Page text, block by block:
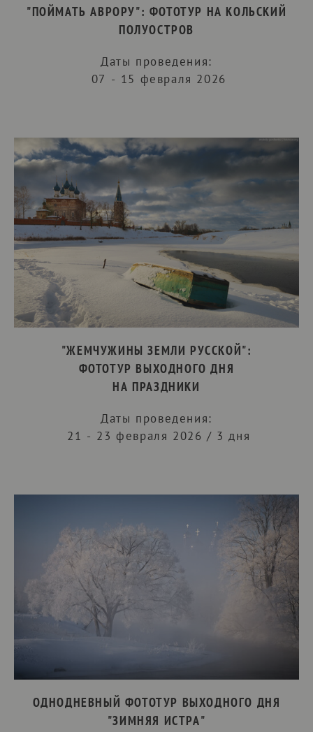
"ПОЙМАТЬ АВРОРУ": ФОТОТУР НА КОЛЬСКИЙ
ПОЛУОСТРОВ
Даты проведения:
07 - 15 февраля 2026
"ЖЕМЧУЖИНЫ ЗЕМЛИ РУССКОЙ":
ФОТОТУР ВЫХОДНОГО ДНЯ
НА ПРАЗДНИКИ
Даты проведения:
21 - 23 февраля 2026 / 3 дня
ОДНОДНЕВНЫЙ ФОТОТУР ВЫХОДНОГО ДНЯ
"ЗИМНЯЯ ИСТРА"